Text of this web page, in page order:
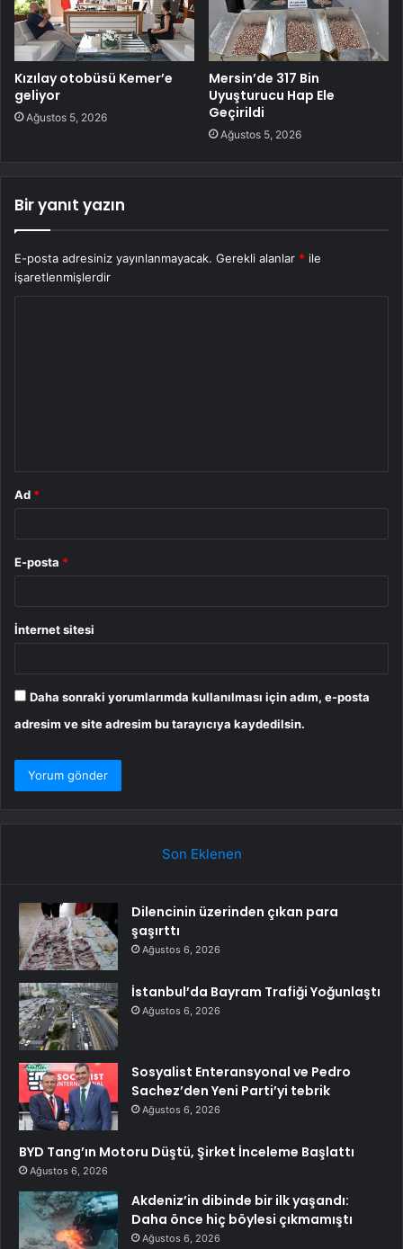
Kızılay otobüsü Kemer’e
geliyor
Ağustos 5, 2026
Mersin’de 317 Bin
Uyuşturucu Hap Ele
Geçirildi
Ağustos 5, 2026
Bir yanıt yazın
E-posta adresiniz yayınlanmayacak. Gerekli alanlar * ile
işaretlenmişlerdir
Ad *
E-posta *
İnternet sitesi
Daha sonraki yorumlarımda kullanılması için adım, e-posta
adresim ve site adresim bu tarayıcıya kaydedilsin.
Son Eklenen
Dilencinin üzerinden çıkan para
şaşırttı
Ağustos 6, 2026
İstanbul’da Bayram Trafiği Yoğunlaştı
Ağustos 6, 2026
Sosyalist Enteransyonal ve Pedro
Sachez’den Yeni Parti’yi tebrik
Ağustos 6, 2026
BYD Tang’ın Motoru Düştü, Şirket İnceleme Başlattı
Ağustos 6, 2026
Akdeniz’in dibinde bir ilk yaşandı:
Daha önce hiç böylesi çıkmamıştı
Ağustos 6, 2026